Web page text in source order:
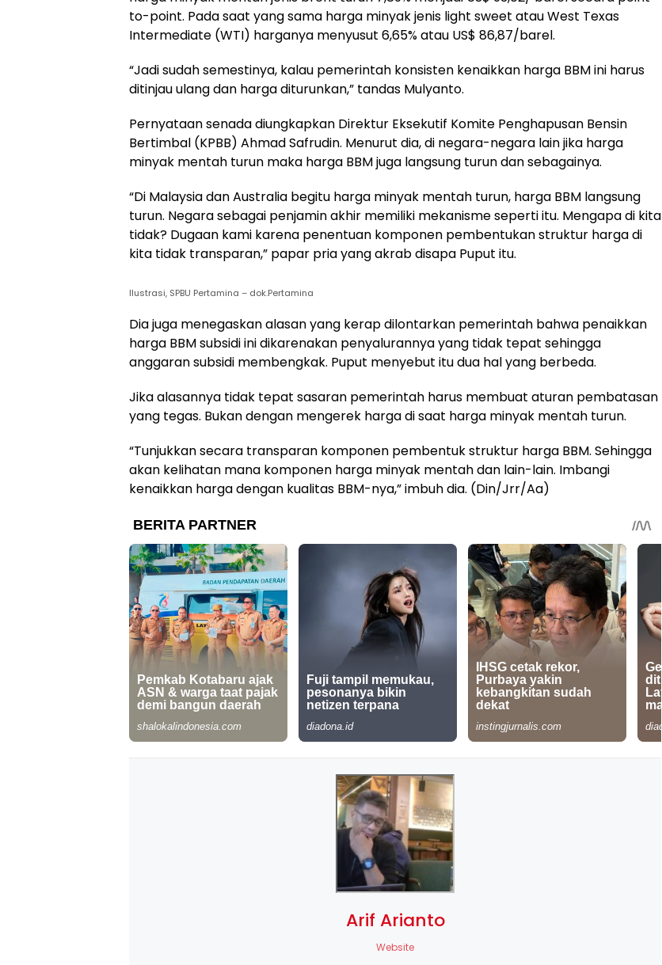
to-point. Pada saat yang sama harga minyak jenis light sweet atau West Texas
Intermediate (WTI) harganya menyusut 6,65% atau US$ 86,87/barel.
“Jadi sudah semestinya, kalau pemerintah konsisten kenaikkan harga BBM ini harus
ditinjau ulang dan harga diturunkan,” tandas Mulyanto.
Pernyataan senada diungkapkan Direktur Eksekutif Komite Penghapusan Bensin
Bertimbal (KPBB) Ahmad Safrudin. Menurut dia, di negara-negara lain jika harga
minyak mentah turun maka harga BBM juga langsung turun dan sebagainya.
“Di Malaysia dan Australia begitu harga minyak mentah turun, harga BBM langsung
turun. Negara sebagai penjamin akhir memiliki mekanisme seperti itu. Mengapa di kita
tidak? Dugaan kami karena penentuan komponen pembentukan struktur harga di
kita tidak transparan,” papar pria yang akrab disapa Puput itu.
Ilustrasi, SPBU Pertamina – dok.Pertamina
Dia juga menegaskan alasan yang kerap dilontarkan pemerintah bahwa penaikkan
harga BBM subsidi ini dikarenakan penyalurannya yang tidak tepat sehingga
anggaran subsidi membengkak. Puput menyebut itu dua hal yang berbeda.
Jika alasannya tidak tepat sasaran pemerintah harus membuat aturan pembatasan
yang tegas. Bukan dengan mengerek harga di saat harga minyak mentah turun.
“Tunjukkan secara transparan komponen pembentuk struktur harga BBM. Sehingga
akan kelihatan mana komponen harga minyak mentah dan lain-lain. Imbangi
kenaikkan harga dengan kualitas BBM-nya,” imbuh dia. (Din/Jrr/Aa)
Arif Arianto
Website